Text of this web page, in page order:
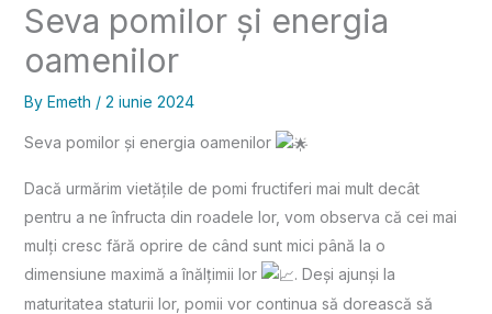
Seva pomilor și energia
oamenilor
By Emeth / 2 iunie 2024
Seva pomilor și energia oamenilor
Dacă urmărim vietățile de pomi fructiferi mai mult decât
pentru a ne înfructa din roadele lor, vom observa că cei mai
mulți cresc fără oprire de când sunt mici până la o
dimensiune maximă a înălțimii lor
. Deși ajunși la
maturitatea staturii lor, pomii vor continua să dorească să